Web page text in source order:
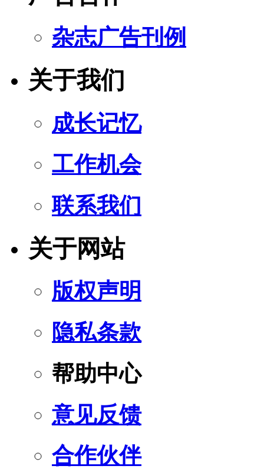
杂志广告刊例
关于我们
成长记忆
工作机会
联系我们
关于网站
版权声明
隐私条款
帮助中心
意见反馈
合作伙伴